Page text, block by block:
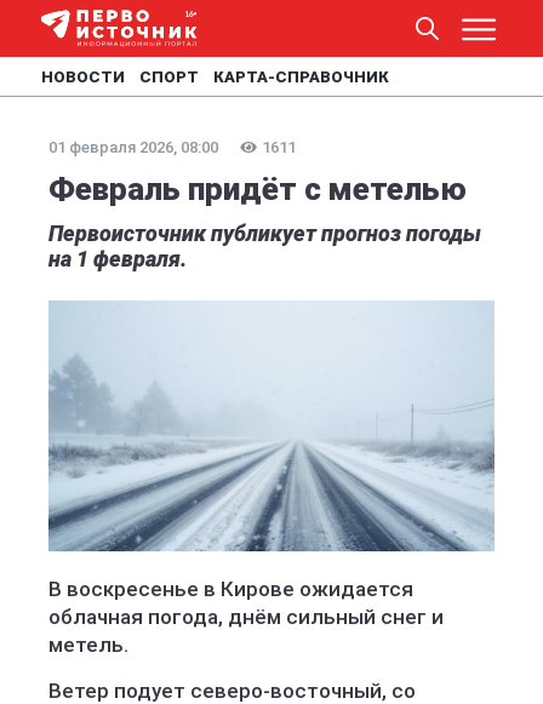
НОВОСТИ СПОРТ КАРТА-СПРАВОЧНИК
01 февраля 2026, 08:00 1611
Февраль придёт с метелью
Первоисточник публикует прогноз погоды
на 1 февраля.
В воскресенье в Кирове ожидается
облачная погода, днём сильный снег и
метель.
Ветер подует северо-восточный, со